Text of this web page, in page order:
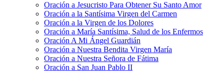
Oración a Jesucristo Para Obtener Su Santo Amor
Oración a la Santísima Virgen del Carmen
Oración a la Virgen de los Dolores
Oración a María Santísima, Salud de los Enfermos
Oración A Mi Ángel Guardián
Oración a Nuestra Bendita Virgen María
Oración a Nuestra Señora de Fátima
Oración a San Juan Pablo II